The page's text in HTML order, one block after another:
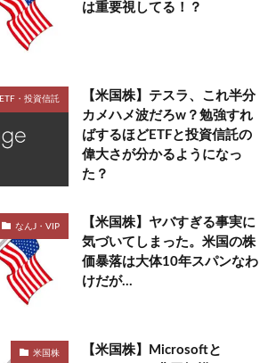
は重要視してる！？
ETF・投資信託
【米国株】テスラ、これ半分
カメハメ波だろw？勉強すれ
ばするほどETFと投資信託の
偉大さが分かるようになっ
た？
なんJ・VIP
【米国株】ヤバすぎる事実に
気づいてしまった。米国の株
価暴落は大体10年スパンなわ
けだが…
米国株
【米国株】Microsoftと